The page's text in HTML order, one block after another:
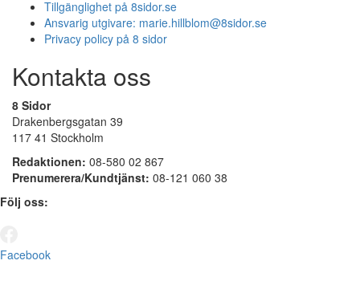
Tillgänglighet på 8sidor.se
Ansvarig utgivare: marie.hillblom@8sidor.se
Privacy policy på 8 sidor
Kontakta oss
8 Sidor
Drakenbergsgatan 39
117 41 Stockholm
Redaktionen: 08-580 02 867
Prenumerera/Kundtjänst: 08-121 060 38
Följ oss:
Facebook